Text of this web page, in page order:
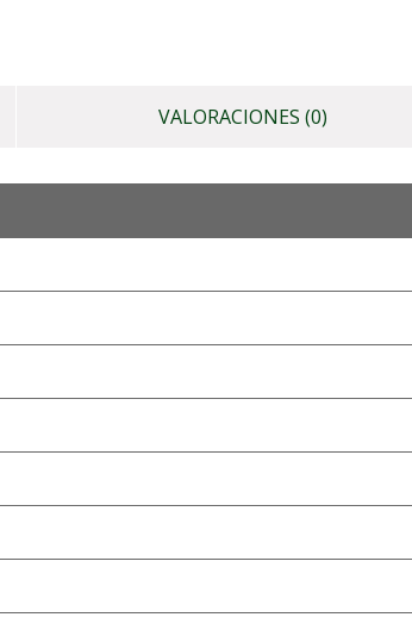
VALORACIONES (0)